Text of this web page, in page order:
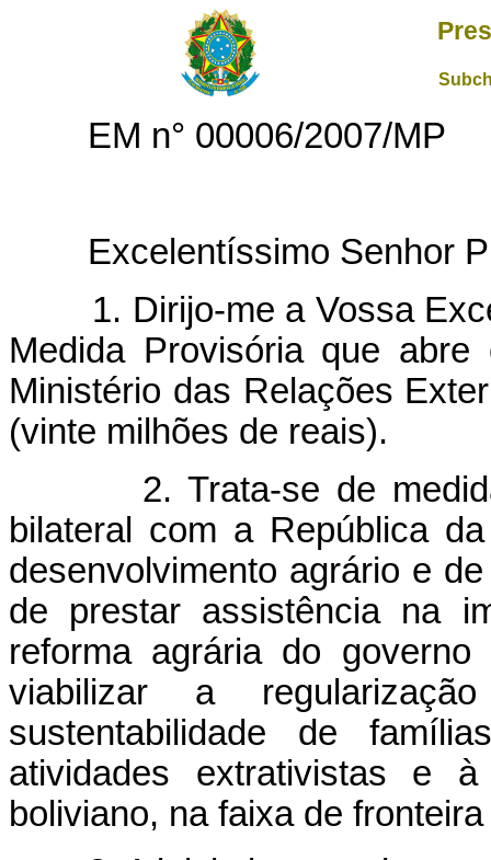
EM n° 00006/2007/MP
Excelentíssimo Senhor
1. Dirijo-me a Vossa
Medida Provisória que
Ministério das Relações
(vinte milhões de reais).
2. Trata-se de
bilateral com a República
desenvolvimento agrário e
de prestar assistência na
reforma agrária do
viabilizar a
sustentabilidade de
atividades extrativistas e
boliviano, na faixa de